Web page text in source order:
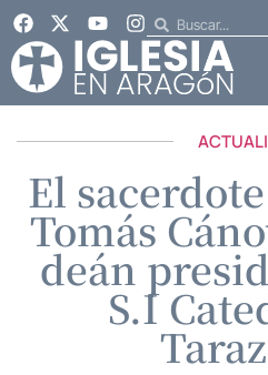
El
Tomás
deán
S.I